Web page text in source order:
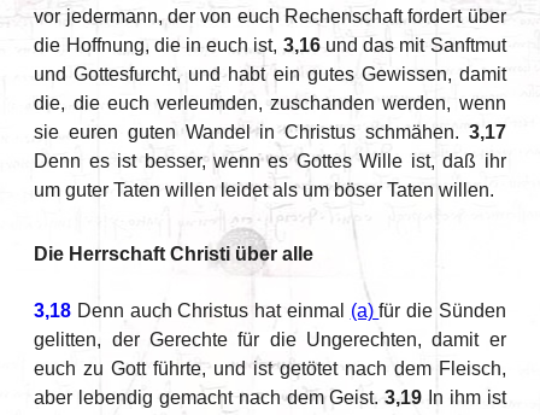
vor jedermann, der von euch Rechenschaft fordert über
die Hoffnung, die in euch ist, 3,16und das mit Sanftmut
und Gottesfurcht, und habt ein gutes Gewissen, damit
die, die euch verleumden, zuschanden werden, wenn
sie euren guten Wandel in Christus schmähen. 3,17
Denn es ist besser, wenn es Gottes Wille ist, daß ihr
um guter Taten willen leidet als um böser Taten willen.
Die Herrschaft Christi über alle
3,18 Denn auch Christus hat einmal (a)für die Sünden
gelitten, der Gerechte für die Ungerechten, damit er
euch zu Gott führte, und ist getötet nach dem Fleisch,
aber lebendig gemacht nach dem Geist.3,19 In ihm ist